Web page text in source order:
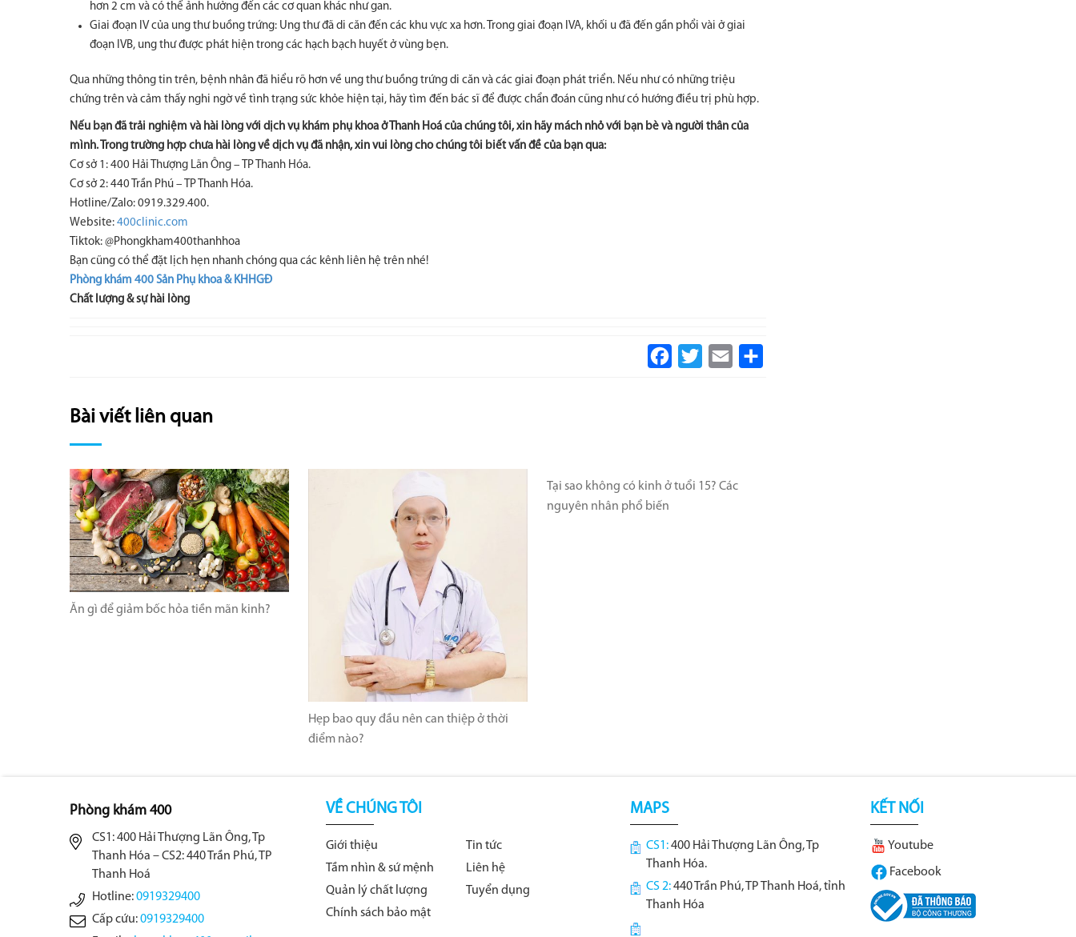
hơn 2 cm và có thể ảnh hưởng đến các cơ quan khác như gan.
Giai đoạn IV của ung thư buồng trứng: Ung thư đã di căn đến các khu vực xa hơn. Trong giai đoạn IVA, khối u đã đến gần phổi vài ở giai
đoạn IVB, ung thư được phát hiện trong các hạch bạch huyết ở vùng bẹn.
Qua những thông tin trên, bệnh nhân đã hiểu rõ hơn về ung thư buồng trứng di căn và các giai đoạn phát triển. Nếu như có những triệu
chứng trên và cảm thấy nghi ngờ về tình trạng sức khỏe hiện tại, hãy tìm đến bác sĩ để được chẩn đoán cũng như có hướng điều trị phù hợp.
Nếu bạn đã trải nghiệm và hài lòng với dịch vụ khám phụ khoa ở Thanh Hoá của chúng tôi, xin hãy mách nhỏ với bạn bè và người thân của
mình. Trong trường hợp chưa hài lòng về dịch vụ đã nhận, xin vui lòng cho chúng tôi biết vấn đề của bạn qua:
Cơ sở 1: 400 Hải Thượng Lãn Ông – TP Thanh Hóa.
Cơ sở 2: 440 Trần Phú – TP Thanh Hóa.
Hotline/Zalo: 0919.329.400.
Website: 400clinic.com
Tiktok: @Phongkham400thanhhoa
Bạn cũng có thể đặt lịch hẹn nhanh chóng qua các kênh liên hệ trên nhé!
Phòng khám 400 Sản Phụ khoa & KHHGĐ
Chất lượng & sự hài lòng
Facebook
Twitter Email
Bài viết liên quan
Ăn gì để giảm bốc hỏa tiền mãn kinh?
Hẹp bao quy đầu nên can thiệp ở thời
điểm nào?
Tại sao không có kinh ở tuổi 15? Các
nguyên nhân phổ biến
Phòng khám 400
CS1: 400 Hải Thượng Lãn Ông, Tp
Thanh Hóa – CS2: 440 Trần Phú, TP
Thanh Hoá
Hotline:0919329400
Cấp cứu:0919329400
VỀ CHÚNG TÔI
Giới thiệu
Tin tức
Tầm nhìn & sứ mệnh
Liên hệ
Quản lý chất lượng
Tuyển dụng
Chính sách bảo mật
MAPS
CS1:400 Hải Thượng Lãn Ông, Tp
Thanh Hóa.
CS 2:440 Trần Phú, TP Thanh Hoá, tỉnh
Thanh Hóa
KẾT NỐI
Youtube
Facebook